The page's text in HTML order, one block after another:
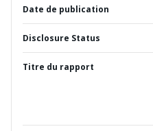
Date de publication
Disclosure Status
Titre du rapport